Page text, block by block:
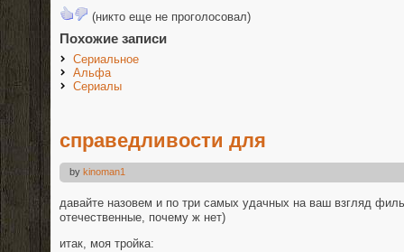
(никто еще не проголосовал)
Похожие записи
Сериальное
Альфа
Сериалы
справедливости для
by kinoman1
давайте назовем и по три самых удачных на ваш взгляд
отечественные, почему ж нет)
итак, моя тройка: